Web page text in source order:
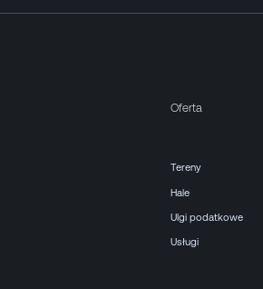
Oferta
Tereny
Hale
Ulgi podatkowe
Usługi